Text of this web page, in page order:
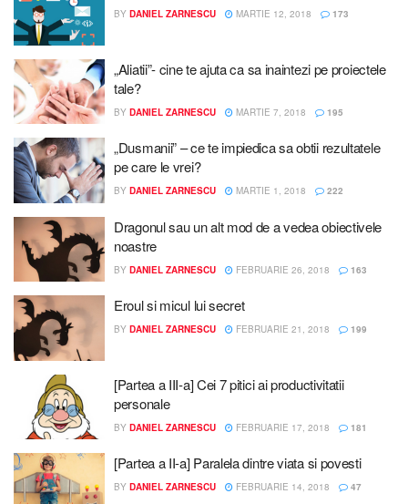
BY DANIEL ZARNESCU MARTIE 12, 2018 173
„Aliatii”- cine te ajuta ca sa inaintezi pe proiectele
tale?
BY DANIEL ZARNESCU MARTIE 7, 2018 195
„Dusmanii” – ce te impiedica sa obtii rezultatele
pe care le vrei?
BY DANIEL ZARNESCU MARTIE 1, 2018 222
Dragonul sau un alt mod de a vedea obiectivele
noastre
BY DANIEL ZARNESCU FEBRUARIE 26, 2018 163
Eroul si micul lui secret
BY DANIEL ZARNESCU FEBRUARIE 21, 2018 199
[Partea a III-a] Cei 7 pitici ai productivitatii
personale
BY DANIEL ZARNESCU FEBRUARIE 17, 2018 181
[Partea a II-a] Paralela dintre viata si povesti
BY DANIEL ZARNESCU FEBRUARIE 14, 2018 47